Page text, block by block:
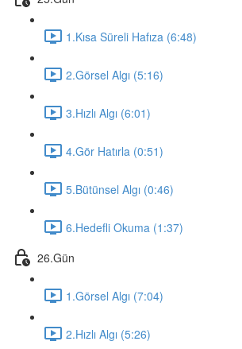
1.Kısa Süreli Hafıza (6:48)
2.Görsel Algı (5:16)
3.Hızlı Algı (6:01)
4.Gör Hatırla (0:51)
5.Bütünsel Algı (0:46)
6.Hedefli Okuma (1:37)
26.Gün
1.Görsel Algı (7:04)
2.Hızlı Algı (5:26)